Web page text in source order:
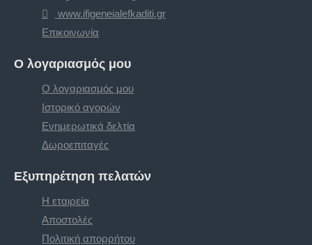
www.ifigeneialefkaditi.gr
Επικοινωνία
Ο λογαριασμός μου
Ο λογαριασμός μου
Ιστορικό αγορών
Ενημερωτικά δελτία
Δωροεπιταγές
Εξυπηρέτηση πελατών
Η εταιρεία
Αποστολές
Πολιτική απορρήτου